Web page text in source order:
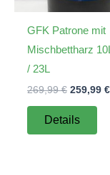
GFK Patrone mit
Mischbettharz
/ 23L
269,99€
war:
269,99 €
259,99 €
Details